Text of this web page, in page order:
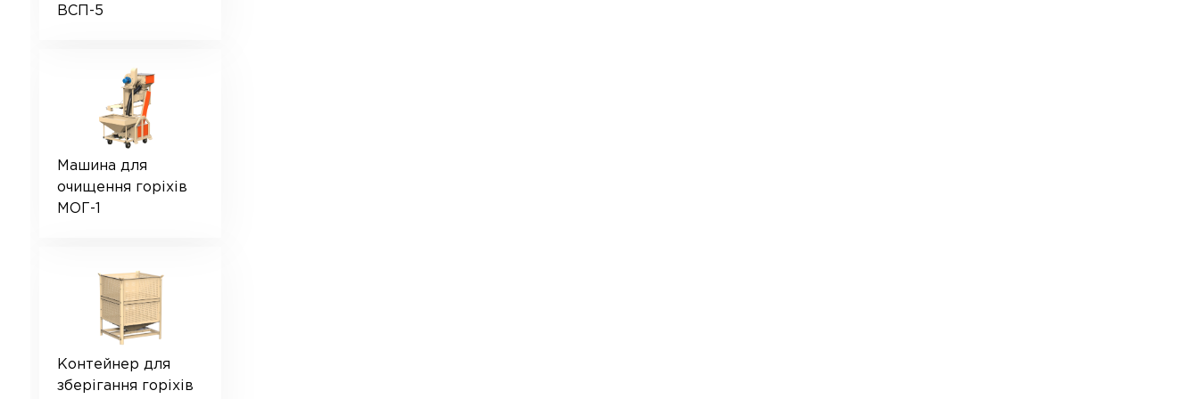
ВСП-5
Машина для
очищення горіхів
МОГ-1
Контейнер для
зберігання горіхів